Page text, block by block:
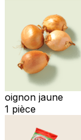
oignon jaune
1 pièce